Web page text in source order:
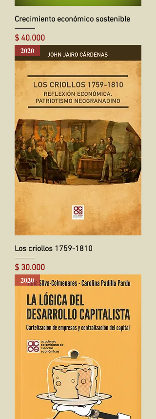
Crecimiento económico sostenible
Precio
$ 40.000
2020
Los criollos 1759-1810
Precio
$ 30.000
2020